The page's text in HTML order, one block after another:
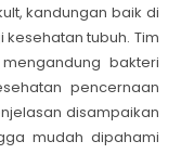
kandungan baik di
tubuh. Tim
bakteri
pencernaan
disampaikan
mudah dipahami